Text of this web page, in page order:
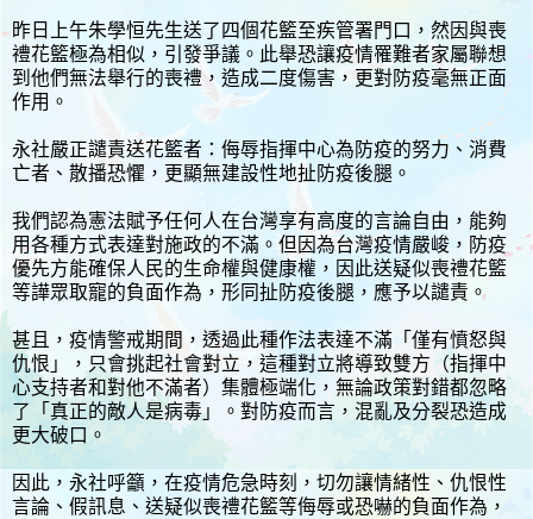
昨日上午朱學恒先生送了四個花籃至疾管署門口，然因與喪
禮花籃極為相似，引發爭議。此舉恐讓疫情罹難者家屬聯想
到他們無法舉行的喪禮，造成二度傷害，更對防疫毫無正面
作用。
永社嚴正譴責送花籃者：侮辱指揮中心為防疫的努力、消費
亡者、散播恐懼，更顯無建設性地扯防疫後腿。
我們認為憲法賦予任何人在台灣享有高度的言論自由，能夠
用各種方式表達對施政的不滿。但因為台灣疫情嚴峻，防疫
優先方能確保人民的生命權與健康權，因此送疑似喪禮花籃
等譁眾取寵的負面作為，形同扯防疫後腿，應予以譴責。
甚且，疫情警戒期間，透過此種作法表達不滿「僅有憤怒與
仇恨」，只會挑起社會對立，這種對立將導致雙方（指揮中
心支持者和對他不滿者）集體極端化，無論政策對錯都忽略
了「真正的敵人是病毒」。對防疫而言，混亂及分裂恐造成
更大破口。
因此，永社呼籲，在疫情危急時刻，切勿讓情緒性、仇恨性
言論、假訊息、送疑似喪禮花籃等侮辱或恐嚇的負面作為，